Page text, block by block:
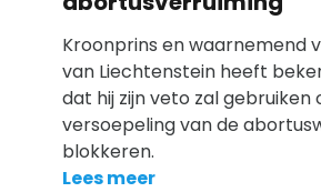
Kroonprins en waarnemend
van Liechtenstein heeft
dat hij zijn veto zal gebruiken
versoepeling van de
blokkeren.
Lees meer